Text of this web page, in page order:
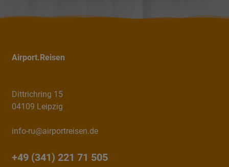
Airport.Reisen
Dittrichring 15
04109 Leipzig
info-ru@airportreisen.de
+49 (341) 221 71 505